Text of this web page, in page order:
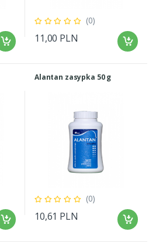
(0)
11,00 PLN
Alantan zasypka 50 g
(0)
10,61 PLN